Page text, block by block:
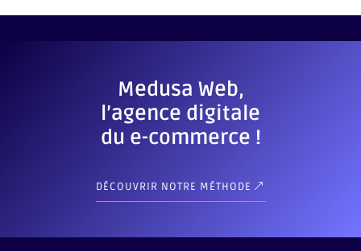
Medusa Web,
l’agence digitale
du e-commerce !
DÉCOUVRIR NOTRE MÉTHODE